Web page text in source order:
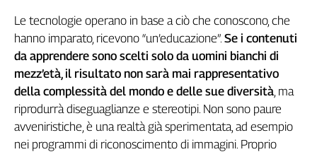
Le
trasmissioni
Work
in
Progress
L'Italia
Le tecnologie operano in base a ciò che conoscono, che
hanno imparato, ricevono “un’educazione”. Se i contenuti
da apprendere sono scelti solo da uomini bianchi di
mezz’età, il risultato non sarà mai rappresentativo
della complessità del mondo e delle sue diversità, ma
riprodurrà diseguaglianze e stereotipi. Non sono paure
avveniristiche, è una realtà già sperimentata, ad esempio
nei programmi di riconoscimento di immagini. Proprio